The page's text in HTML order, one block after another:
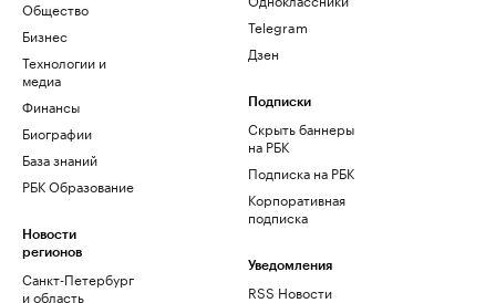
Общество
Бизнес
Технологии и
медиа
Финансы
Биографии
База знаний
РБК Образование
Новости
регионов
Санкт-Петербург
и область
Telegram
Дзен
Подписки
Скрыть баннеры
на РБК
Подписка на РБК
Корпоративная
подписка
Уведомления
RSS Новости